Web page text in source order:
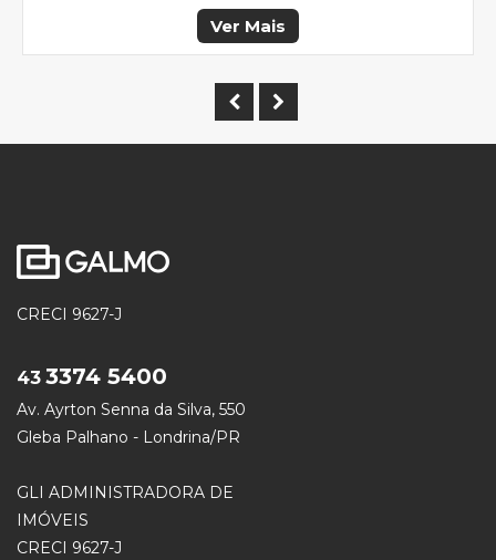
Ver Mais
CRECI 9627-J
43 3374 5400
Av. Ayrton Senna da Silva, 550
Gleba Palhano - Londrina/PR
GLI ADMINISTRADORA DE
IMÓVEIS
CRECI 9627-J